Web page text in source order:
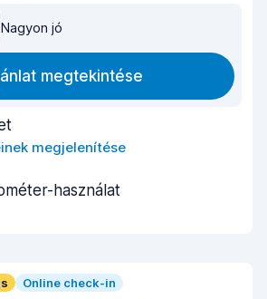
Nagyon jó
megtekintése
megjelenítése
használat
Online check-in